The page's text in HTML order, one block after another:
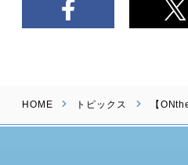
HOME トピックス 【